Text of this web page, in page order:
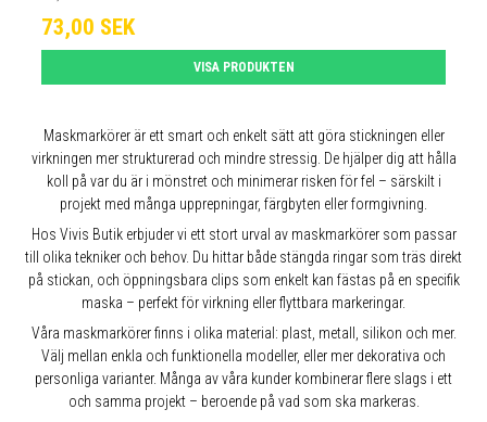
73,00 SEK
VISA PRODUKTEN
Maskmarkörer är ett smart och enkelt sätt att göra stickningen eller
virkningen mer strukturerad och mindre stressig. De hjälper dig att hålla
koll på var du är i mönstret och minimerar risken för fel – särskilt i
projekt med många upprepningar, färgbyten eller formgivning.
Hos Vivis Butik erbjuder vi ett stort urval av maskmarkörer som passar
till olika tekniker och behov. Du hittar både stängda ringar som träs direkt
på stickan, och öppningsbara clips som enkelt kan fästas på en specifik
maska – perfekt för virkning eller flyttbara markeringar.
Våra maskmarkörer finns i olika material: plast, metall, silikon och mer.
Välj mellan enkla och funktionella modeller, eller mer dekorativa och
personliga varianter. Många av våra kunder kombinerar flere slags i ett
och samma projekt – beroende på vad som ska markeras.